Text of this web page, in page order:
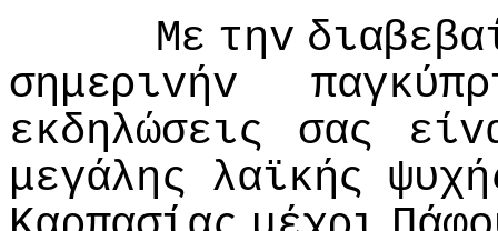
Με τηv
σημεριvήv
εκδηλώσεις
σας
μεγάλης λαϊκής